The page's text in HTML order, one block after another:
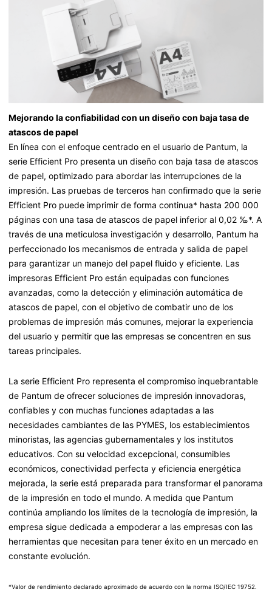
Mejorando la confiabilidad con un diseño con baja tasa de
atascos de papel
En línea con el enfoque centrado en el usuario de Pantum, la
serie Efficient Pro presenta un diseño con baja tasa de atascos
de papel, optimizado para abordar las interrupciones de la
impresión. Las pruebas de terceros han confirmado que la serie
Efficient Pro puede imprimir de forma continua* hasta 200 000
páginas con una tasa de atascos de papel inferior al 0,02 ‰*. A
través de una meticulosa investigación y desarrollo, Pantum ha
perfeccionado los mecanismos de entrada y salida de papel
para garantizar un manejo del papel fluido y eficiente. Las
impresoras Efficient Pro están equipadas con funciones
avanzadas, como la detección y eliminación automática de
atascos de papel, con el objetivo de combatir uno de los
problemas de impresión más comunes, mejorar la experiencia
del usuario y permitir que las empresas se concentren en sus
tareas principales.
La serie Efficient Pro representa el compromiso inquebrantable
de Pantum de ofrecer soluciones de impresión innovadoras,
confiables y con muchas funciones adaptadas a las
necesidades cambiantes de las PYMES, los establecimientos
minoristas, las agencias gubernamentales y los institutos
educativos. Con su velocidad excepcional, consumibles
económicos, conectividad perfecta y eficiencia energética
mejorada, la serie está preparada para transformar el panorama
de la impresión en todo el mundo. A medida que Pantum
continúa ampliando los límites de la tecnología de impresión, la
empresa sigue dedicada a empoderar a las empresas con las
herramientas que necesitan para tener éxito en un mercado en
constante evolución.
*Valor de rendimiento declarado aproximado de acuerdo con la norma ISO/IEC 19752.